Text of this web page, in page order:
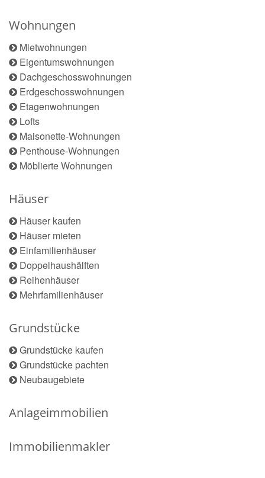
Wohnungen
Mietwohnungen
Eigentumswohnungen
Dachgeschosswohnungen
Erdgeschosswohnungen
Etagenwohnungen
Lofts
Maisonette-Wohnungen
Penthouse-Wohnungen
Möblierte Wohnungen
Häuser
Häuser kaufen
Häuser mieten
Einfamilienhäuser
Doppelhaushälften
Reihenhäuser
Mehrfamilienhäuser
Grundstücke
Grundstücke kaufen
Grundstücke pachten
Neubaugebiete
Anlageimmobilien
Immobilienmakler